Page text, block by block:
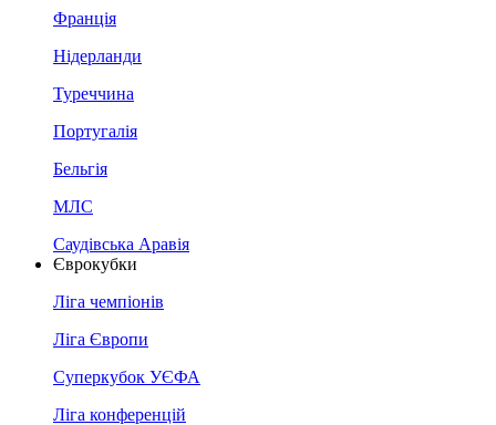
Франція
Нідерланди
Туреччина
Португалія
Бельгія
МЛС
Саудівська Аравія
Єврокубки
Ліга чемпіонів
Ліга Європи
Суперкубок УЄФА
Ліга конференцій